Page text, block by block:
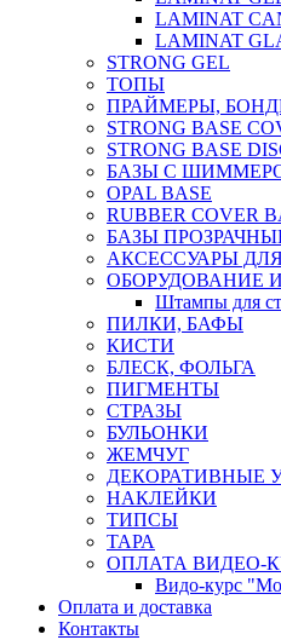
LAMINAT
LAMINAT
STRONG GEL
ТОПЫ
ПРАЙМЕРЫ,
STRONG BASE
STRONG BASE
БАЗЫ С
OPAL BASE
RUBBER COVER
БАЗЫ
АКСЕССУАРЫ
ОБОРУДОВАНИЕ
Штампы для
ПИЛКИ, БАФЫ
КИСТИ
БЛЕСК, ФОЛЬГА
ПИГМЕНТЫ
СТРАЗЫ
БУЛЬОНКИ
ЖЕМЧУГ
ДЕКОРАТИВНЫЕ
НАКЛЕЙКИ
ТИПСЫ
ТАРА
ОПЛАТА ВИДЕО-
Видо-курс
Оплата и доставка
Контакты